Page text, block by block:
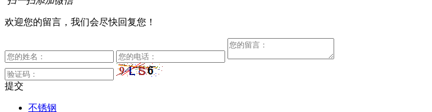
欢迎您的留言，我们会尽快回复您！
提交
不锈钢